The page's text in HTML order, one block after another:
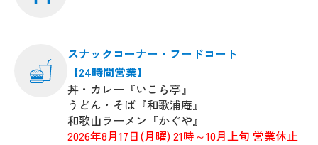
スナックコーナー・フードコート
【24時間営業】
丼・カレー『いこら亭』
うどん・そば『和歌浦庵』
和歌山ラーメン『かぐや』
2026年8月17日(月曜) 21時～10月上旬 営業休止